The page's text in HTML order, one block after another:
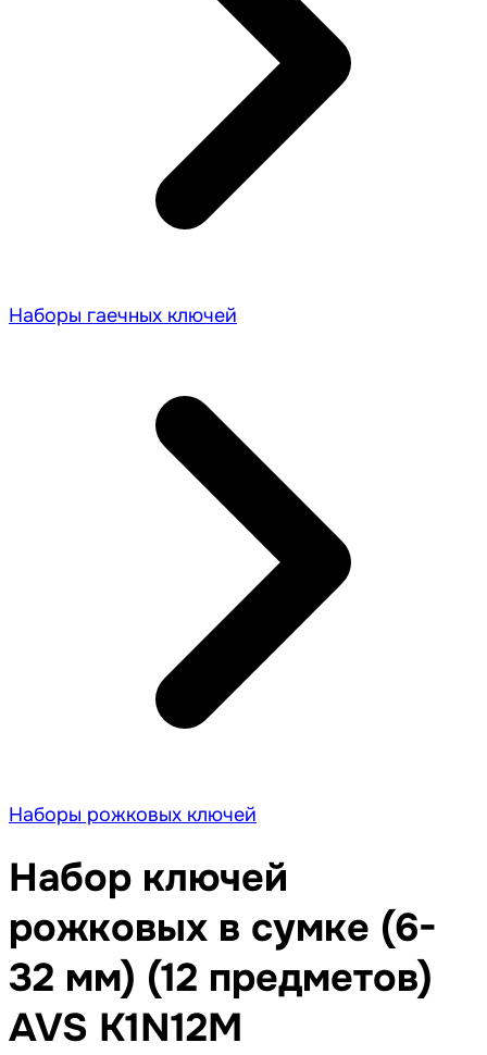
Наборы гаечных ключей
Наборы рожковых ключей
Набор ключей
рожковых в сумке (6-
32 мм) (12 предметов)
AVS K1N12M